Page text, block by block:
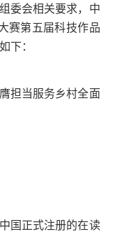
委会相关要求，中
赛第五届科技作品
下：
担当服务乡村全面
国正式注册的在读